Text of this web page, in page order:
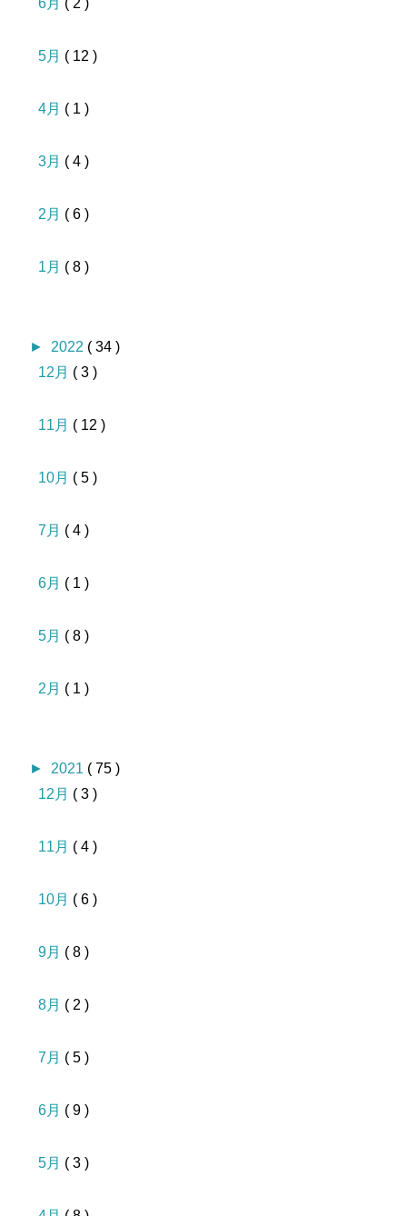
5月 ( 12 )
4月 ( 1 )
3月 ( 4 )
2月 ( 6 )
1月 ( 8 )
► 2022 ( 34 )
12月 ( 3 )
11月 ( 12 )
10月 ( 5 )
7月 ( 4 )
6月 ( 1 )
5月 ( 8 )
2月 ( 1 )
► 2021 ( 75 )
12月 ( 3 )
11月 ( 4 )
10月 ( 6 )
9月 ( 8 )
8月 ( 2 )
7月 ( 5 )
6月 ( 9 )
5月 ( 3 )